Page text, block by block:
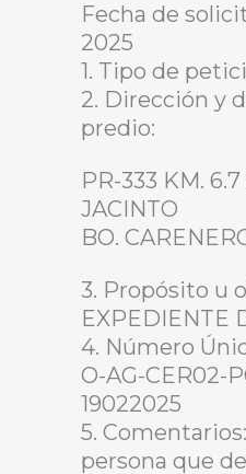
Fecha de
2025
1. Tipo de
2. Dirección y
predio:
PR-333 KM.
JACINTO
BO.
3. Propósito u
EXPEDIENTE
4. Número
O-AG-CER02-
19022025
5.
persona que